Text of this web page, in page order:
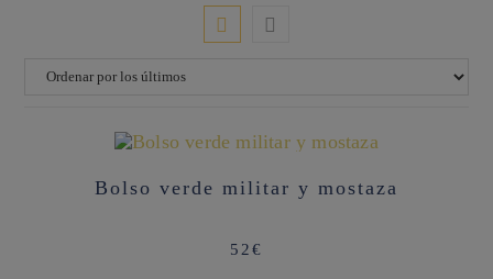
Bolso verde militar y mostaza
52€